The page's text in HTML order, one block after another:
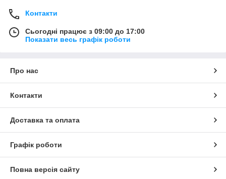
Контакти
Сьогодні працює з 09:00 до 17:00
Показати весь графік роботи
Про нас
Контакти
Доставка та оплата
Графік роботи
Повна версія сайту